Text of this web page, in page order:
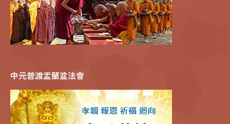
中元普渡盂蘭盆法會